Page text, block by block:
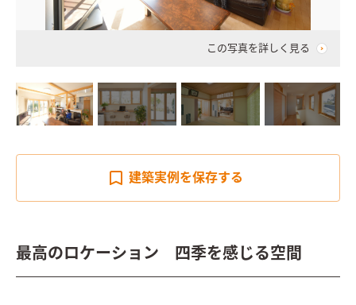
この写真を詳しく見る
建築実例を保存する
最高のロケーション 四季を感じる空間